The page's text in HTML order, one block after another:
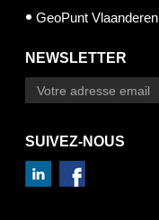
GeoPunt Vlaanderen
NEWSLETTER
SUIVEZ-NOUS